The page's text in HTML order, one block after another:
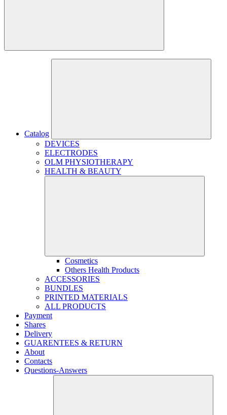
Catalog
DEVICES
ELECTRODES
OLM PHYSIOTHERAPY
HEALTH & BEAUTY
Cosmetics
Others Health Products
ACCESSORIES
BUNDLES
PRINTED MATERIALS
ALL PRODUCTS
Payment
Shares
Delivery
GUARENTEES & RETURN
About
Contacts
Questions-Answers